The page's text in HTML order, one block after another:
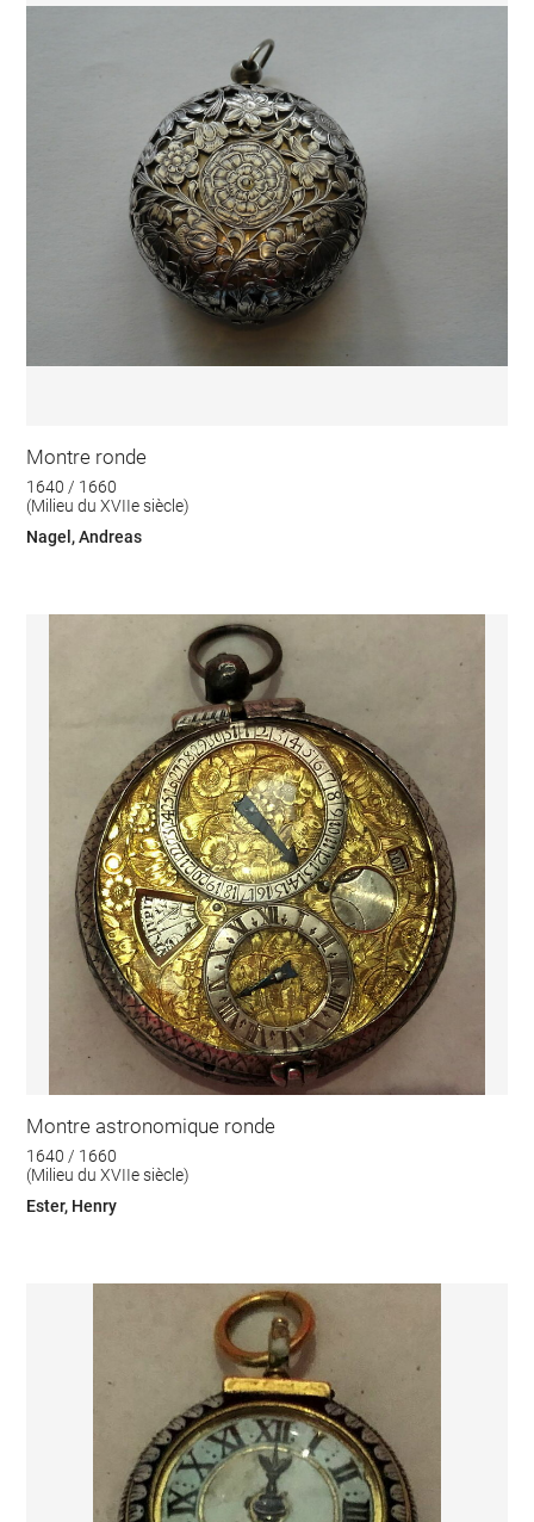
Montre ronde
1640 / 1660
(Milieu du XVIIe siècle)
Nagel, Andreas
Montre astronomique ronde
1640 / 1660
(Milieu du XVIIe siècle)
Ester, Henry